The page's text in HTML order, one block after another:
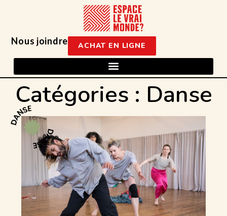
Nous joindre ACHAT EN LIGNE
Catégories : Danse